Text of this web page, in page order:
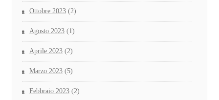
Ottobre 2023 (2)
Agosto 2023 (1)
Aprile 2023 (2)
Marzo 2023 (5)
Febbraio 2023 (2)